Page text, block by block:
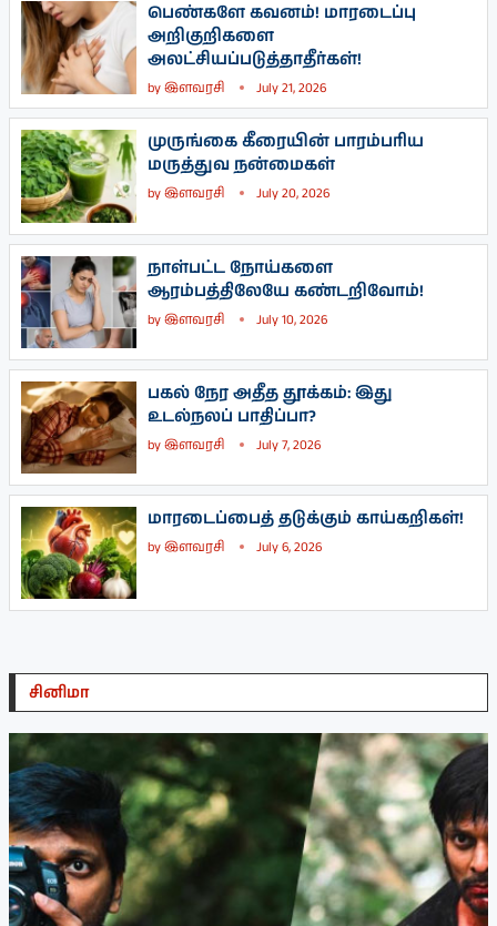
பெண்களே கவனம்! மாரடைப்பு
அறிகுறிகளை
அலட்சியப்படுத்தாதீர்கள்!
byஇளவரசி July 21, 2026
முருங்கை கீரையின் பாரம்பரிய
மருத்துவ நன்மைகள்
byஇளவரசி July 20, 2026
நாள்பட்ட நோய்களை
ஆரம்பத்திலேயே கண்டறிவோம்!
byஇளவரசி July 10, 2026
பகல் நேர அதீத தூக்கம்: இது
உடல்நலப் பாதிப்பா?
byஇளவரசி July 7, 2026
மாரடைப்பைத் தடுக்கும் காய்கறிகள்!
byஇளவரசி July 6, 2026
சினிமா